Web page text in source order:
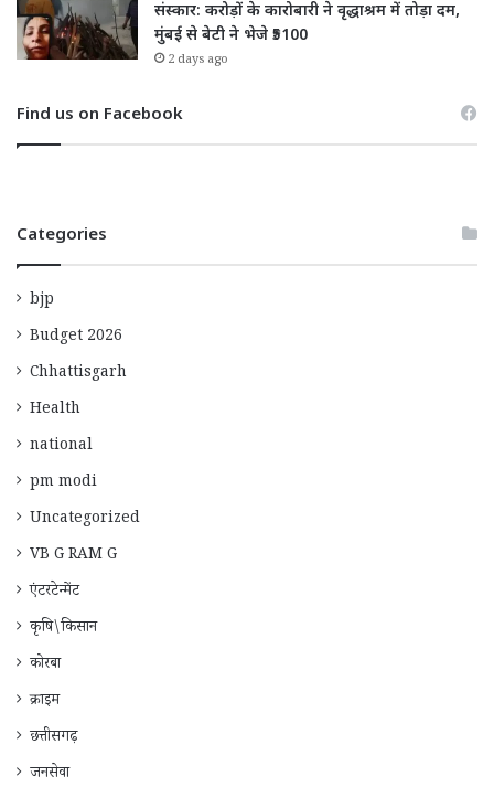
संस्कार: करोड़ों के कारोबारी ने वृद्धाश्रम में तोड़ा दम,
मुंबई से बेटी ने भेजे ₹5100
2 days ago
Find us on Facebook
Categories
bjp
Budget 2026
Chhattisgarh
Health
national
pm modi
Uncategorized
VB G RAM G
एंटरटेन्मेंट
कृषि\किसान
कोरबा
क्राइम
छत्तीसगढ़
जनसेवा